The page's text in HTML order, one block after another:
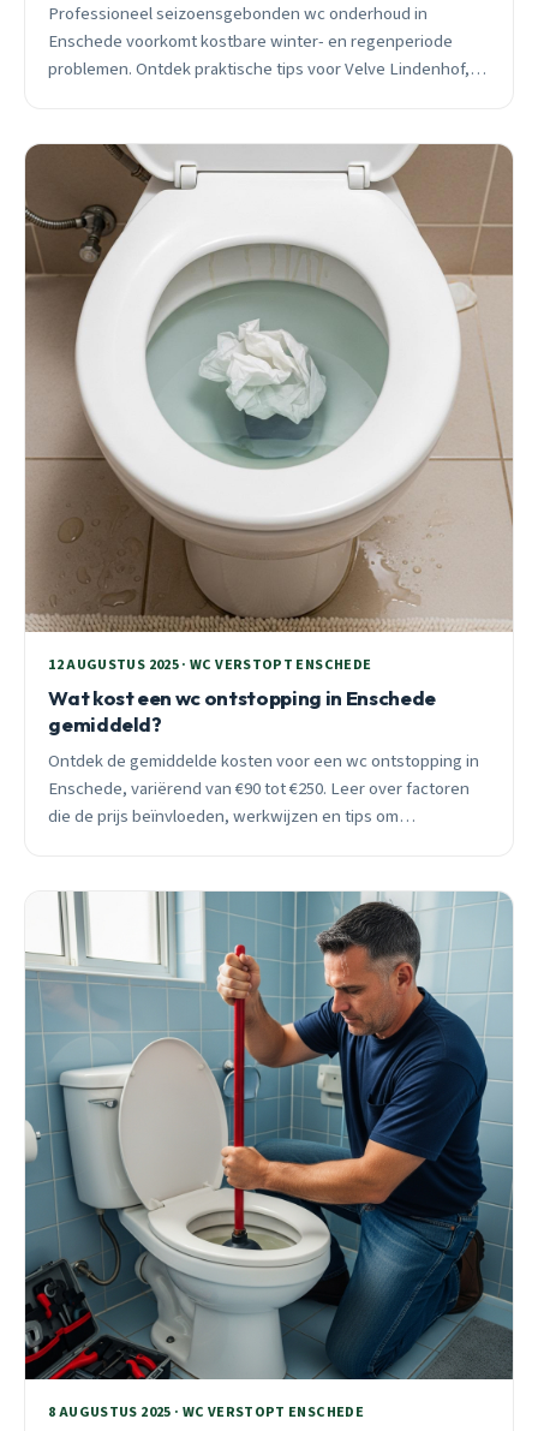
Professioneel seizoensgebonden wc onderhoud in
Enschede voorkomt kostbare winter- en regenperiode
problemen. Ontdek praktische tips voor Velve Lindenhof,
12 AUGUSTUS 2025 · WC VERSTOPT ENSCHEDE
Wat kost een wc ontstopping in Enschede
gemiddeld?
Ontdek de gemiddelde kosten voor een wc ontstopping in
Enschede, variërend van €90 tot €250. Leer over factoren
die de prijs beïnvloeden, werkwijzen en tips om
8 AUGUSTUS 2025 · WC VERSTOPT ENSCHEDE